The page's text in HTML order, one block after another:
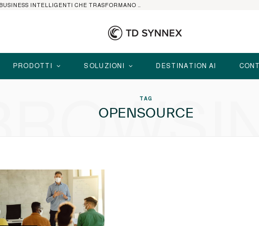
PRODOTTI SOLUZIONI DESTINATION AI
TAG
OPENSOURCE